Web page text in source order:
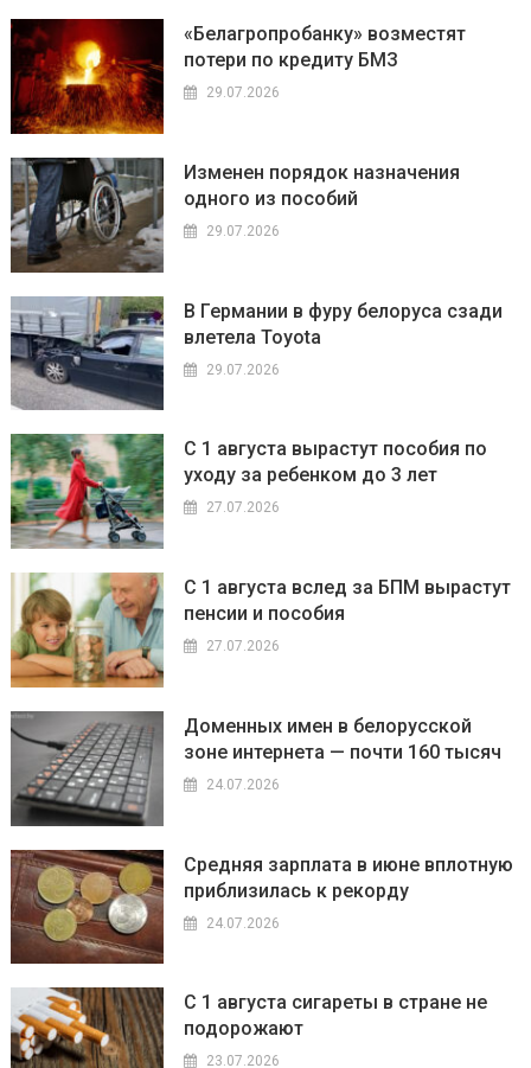
«Белагропробанку» возместят
потери по кредиту БМЗ
29.07.2026
Изменен порядок назначения
одного из пособий
29.07.2026
В Германии в фуру белоруса сзади
влетела Toyota
29.07.2026
С 1 августа вырастут пособия по
уходу за ребенком до 3 лет
27.07.2026
С 1 августа вслед за БПМ вырастут
пенсии и пособия
27.07.2026
Доменных имен в белорусской
зоне интернета — почти 160 тысяч
24.07.2026
Средняя зарплата в июне вплотную
приблизилась к рекорду
24.07.2026
С 1 августа сигареты в стране не
подорожают
23.07.2026